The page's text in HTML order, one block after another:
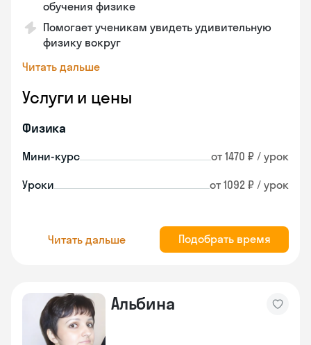
обучения физике
Помогает ученикам увидеть удивительную
физику вокруг
Читать дальше
Услуги и цены
Физика
Мини-курс от 1470 ₽ / урок
Уроки от 1092 ₽ / урок
Читать дальше Подобрать время
Альбина